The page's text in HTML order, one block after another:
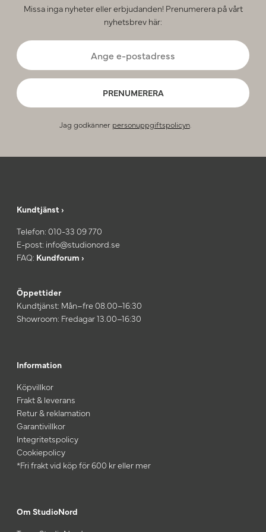
Missa inga nyheter eller erbjudanden! Prenumerera på vårt
nyhetsbrev här:
PRENUMERERA
Jag godkänner personuppgiftspolicyn.
Kundtjänst ›
Telefon: 010-33 09 770
E-post: info@studionord.se
FAQ: Kundforum ›
Öppettider
Kundtjänst: Mån–fre 08.00–16:30
Showroom: Fredagar 13.00–16:30
Information
Köpvillkor
Frakt & leverans
Retur & reklamation
Garantivillkor
Integritetspolicy
Cookiepolicy
*Fri frakt vid köp för 600 kr eller mer
Om StudioNord